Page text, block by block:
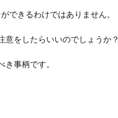
できるわけではありません。
意をしたらいいのでしょうか？
事柄です。